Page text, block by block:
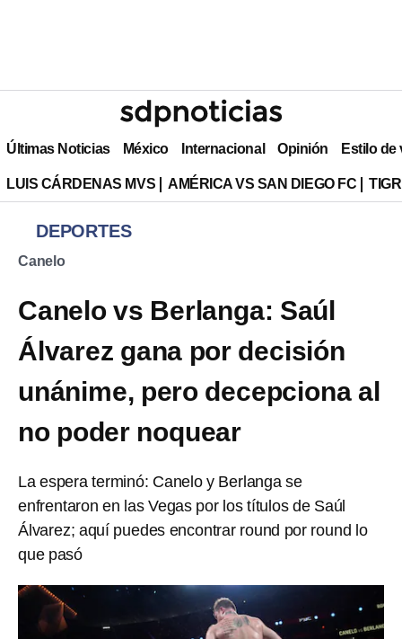
Últimas Noticias México Internacional Opinión Estilo de
LUIS CÁRDENAS MVS AMÉRICA VS SAN DIEGO FC
DEPORTES
Canelo
Canelo vs Berlanga: Saúl
Álvarez gana por decisión
unánime, pero decepciona al
no poder noquear
La espera terminó: Canelo y Berlanga se
enfrentaron en las Vegas por los títulos de Saúl
Álvarez; aquí puedes encontrar round por round lo
que pasó